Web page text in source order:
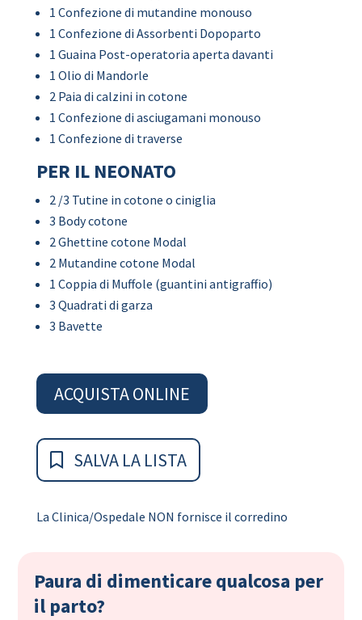
1 Confezione di mutandine monouso
1 Confezione di Assorbenti Dopoparto
1 Guaina Post-operatoria aperta davanti
1 Olio di Mandorle
2 Paia di calzini in cotone
1 Confezione di asciugamani monouso
1 Confezione di traverse
PER IL NEONATO
2 /3 Tutine in cotone o ciniglia
3 Body cotone
2 Ghettine cotone Modal
2 Mutandine cotone Modal
1 Coppia di Muffole (guantini antigraffio)
3 Quadrati di garza
3 Bavette
ACQUISTA ONLINE
SALVA LA LISTA
La Clinica/Ospedale NON fornisce il corredino
Paura di dimenticare qualcosa per
il parto?